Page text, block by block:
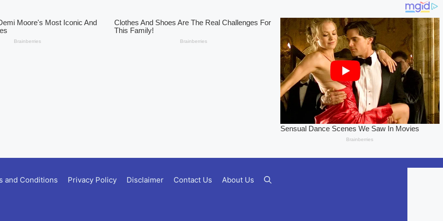
and Conditions Privacy Policy Disclaimer Contact Us About Us